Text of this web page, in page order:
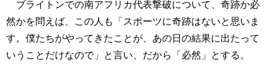
ブライトンでの南アフリカ代表撃破について、奇跡か必
然かを問えば、この人も「スポーツに奇跡はないと思いま
す。僕たちがやってきたことが、あの日の結果に出たって
いうことだけなので」と言い、だから「必然」とする。